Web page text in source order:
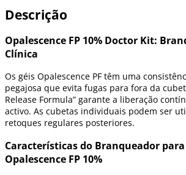
Descrição
Opalescence FP 10% Doctor Kit:
Clínica
Os géis Opalescence PF têm uma
pegajosa que evita fugas para fora da
Release Formula” garante a liberação
activo. As cubetas individuais podem ser
retoques regulares posteriores.
Características do Branqueador
Opalescence FP 10%